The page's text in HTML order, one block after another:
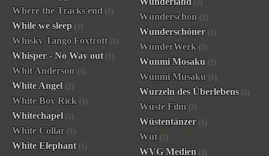
Where the Tracks end (1)
While we sleep (1)
Whisky Tango Foxtrott (1)
Whisper - No Way out (1)
Whit Anderson (1)
White Angel (2)
White Boy Rick (1)
Whitechapel (1)
White Collar (1)
White Elephant (1)
(2)
Wunderschön (2)
Wunderschöner (1)
WunderWerk (1)
Wunmi Mosaku (2)
Wunmi Musaku (1)
Wurzeln des Überlebens (1)
Wüste Film (2)
Wüstentänzer (1)
Wut (1)
WVG Medien (2)